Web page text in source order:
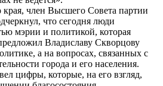
края, член Высшего Совета партии
что сегодня люди
мэрии и политикой, которая
Владиславу Скворцову
а на вопросах, связанных с
города и его населения.
цифры, которые, на его взгляд,